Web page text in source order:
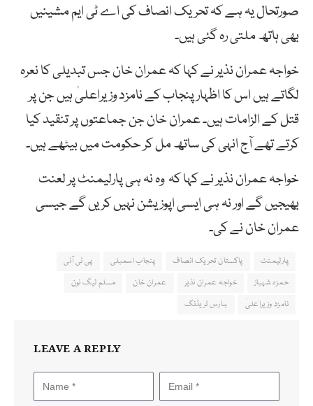
صورتحال یہ ہے کہ تحریک انصاف کی اے ٹی ایم مشینیں
بھی ہاتھ ملتی رہ گئی ہیں۔
خواجہ عمران نذیر نے کہا کہ عمران خان جس تبدیلی کا نعرہ
لگاتے ہیں اس کا اظہار پنجاب کے نامزد وزیراعلیٰ ہیں جن پر
قتل کے الزامات ہیں۔ عمران خان جن جماعتوں پر تنقید کیا
کرتے تھے آج انہی کی ساتھ مل کر حکومت میں بیٹھے ہیں۔
خواجہ عمران نذیر نے کہا کہ وہ نہ ہی پارلیمنٹ پر لعنت
بھیجیں گے اور نہ ہی ایسی اپوزیشن نہیں کریں گے جیسی
عمران خان نے کی۔
پارلیمنٹ پاکستان تحریک انصاف پنجاب اسمبلی
پی ٹی آئی
حمزہ شہباز
خواجہ عمران نذیر عمران خان
مسلم لیگ نون
نامزد وزیراعلیٰ
ہارس ٹریڈنگ
LEAVE A REPLY